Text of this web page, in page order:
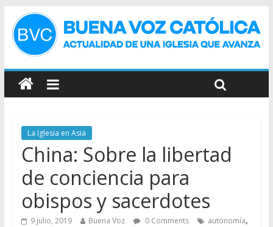
La Iglesia en Asia
China: Sobre la libertad
de conciencia para
obispos y sacerdotes
9 julio, 2019 Buena Voz 0 Comments autonomía,